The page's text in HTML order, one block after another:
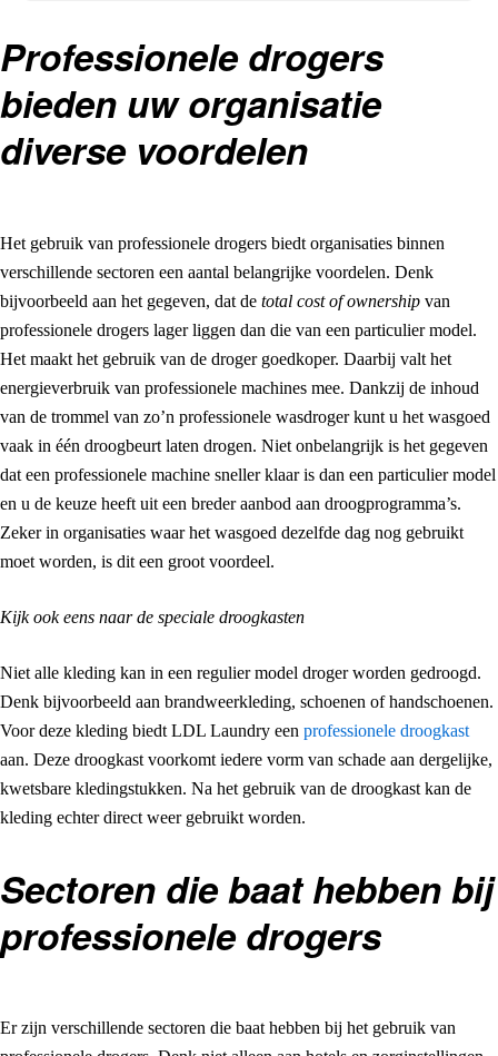
Professionele drogers
bieden uw organisatie
diverse voordelen
Het gebruik van professionele drogers biedt organisaties binnen
verschillende sectoren een aantal belangrijke voordelen. Denk
bijvoorbeeld aan het gegeven, dat de total cost of ownership van
professionele drogers lager liggen dan die van een particulier model.
Het maakt het gebruik van de droger goedkoper. Daarbij valt het
energieverbruik van professionele machines mee. Dankzij de inhoud
van de trommel van zo’n professionele wasdroger kunt u het wasgoed
vaak in één droogbeurt laten drogen. Niet onbelangrijk is het gegeven
dat een professionele machine sneller klaar is dan een particulier model
en u de keuze heeft uit een breder aanbod aan droogprogramma’s.
Zeker in organisaties waar het wasgoed dezelfde dag nog gebruikt
moet worden, is dit een groot voordeel.
Kijk ook eens naar de speciale droogkasten
Niet alle kleding kan in een regulier model droger worden gedroogd.
Denk bijvoorbeeld aan brandweerkleding, schoenen of handschoenen.
Voor deze kleding biedt LDL Laundry een professionele droogkast
aan. Deze droogkast voorkomt iedere vorm van schade aan dergelijke,
kwetsbare kledingstukken. Na het gebruik van de droogkast kan de
kleding echter direct weer gebruikt worden.
Sectoren die baat hebben bij
professionele drogers
Er zijn verschillende sectoren die baat hebben bij het gebruik van